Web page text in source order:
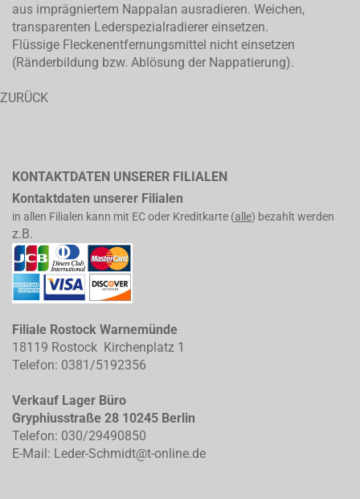
aus imprägniertem Nappalan ausradieren. Weichen,
transparenten Lederspezialradierer einsetzen.
Flüssige Fleckenentfernungsmittel nicht einsetzen
(Ränderbildung bzw. Ablösung der Nappatierung).
ZURÜCK
KONTAKTDATEN UNSERER FILIALEN
Kontaktdaten unserer Filialen
in allen Filialen kann mit EC oder Kreditkarte (alle) bezahlt werden
z.B.
Filiale Rostock Warnemünde
18119 Rostock Kirchenplatz 1
Telefon: 0381/5192356
Verkauf Lager Büro
Gryphiusstraße 28 10245 Berlin
Telefon: 030/29490850
E-Mail: Leder-Schmidt@t-online.de